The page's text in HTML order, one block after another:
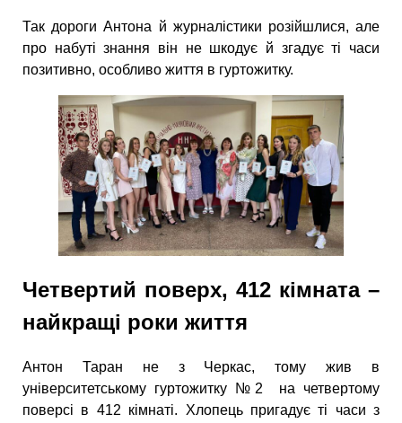
Так дороги Антона й журналістики розійшлися, але
про набуті знання він не шкодує й згадує ті часи
позитивно, особливо життя в гуртожитку.
Четвертий поверх, 412 кімната –
найкращі роки життя
Антон Таран не з Черкас, тому жив в
університетському гуртожитку №2 на четвертому
поверсі в 412 кімнаті. Хлопець пригадує ті часи з